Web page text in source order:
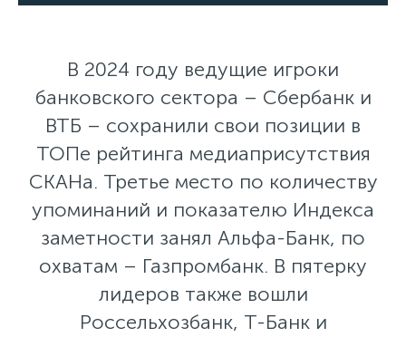
В 2024 году ведущие игроки
банковского сектора – Сбербанк и
ВТБ – сохранили свои позиции в
ТОПе рейтинга медиаприсутствия
СКАНа. Третье место по количеству
упоминаний и показателю Индекса
заметности занял Альфа-Банк, по
охватам – Газпромбанк. В пятерку
лидеров также вошли
Россельхозбанк, Т-Банк и